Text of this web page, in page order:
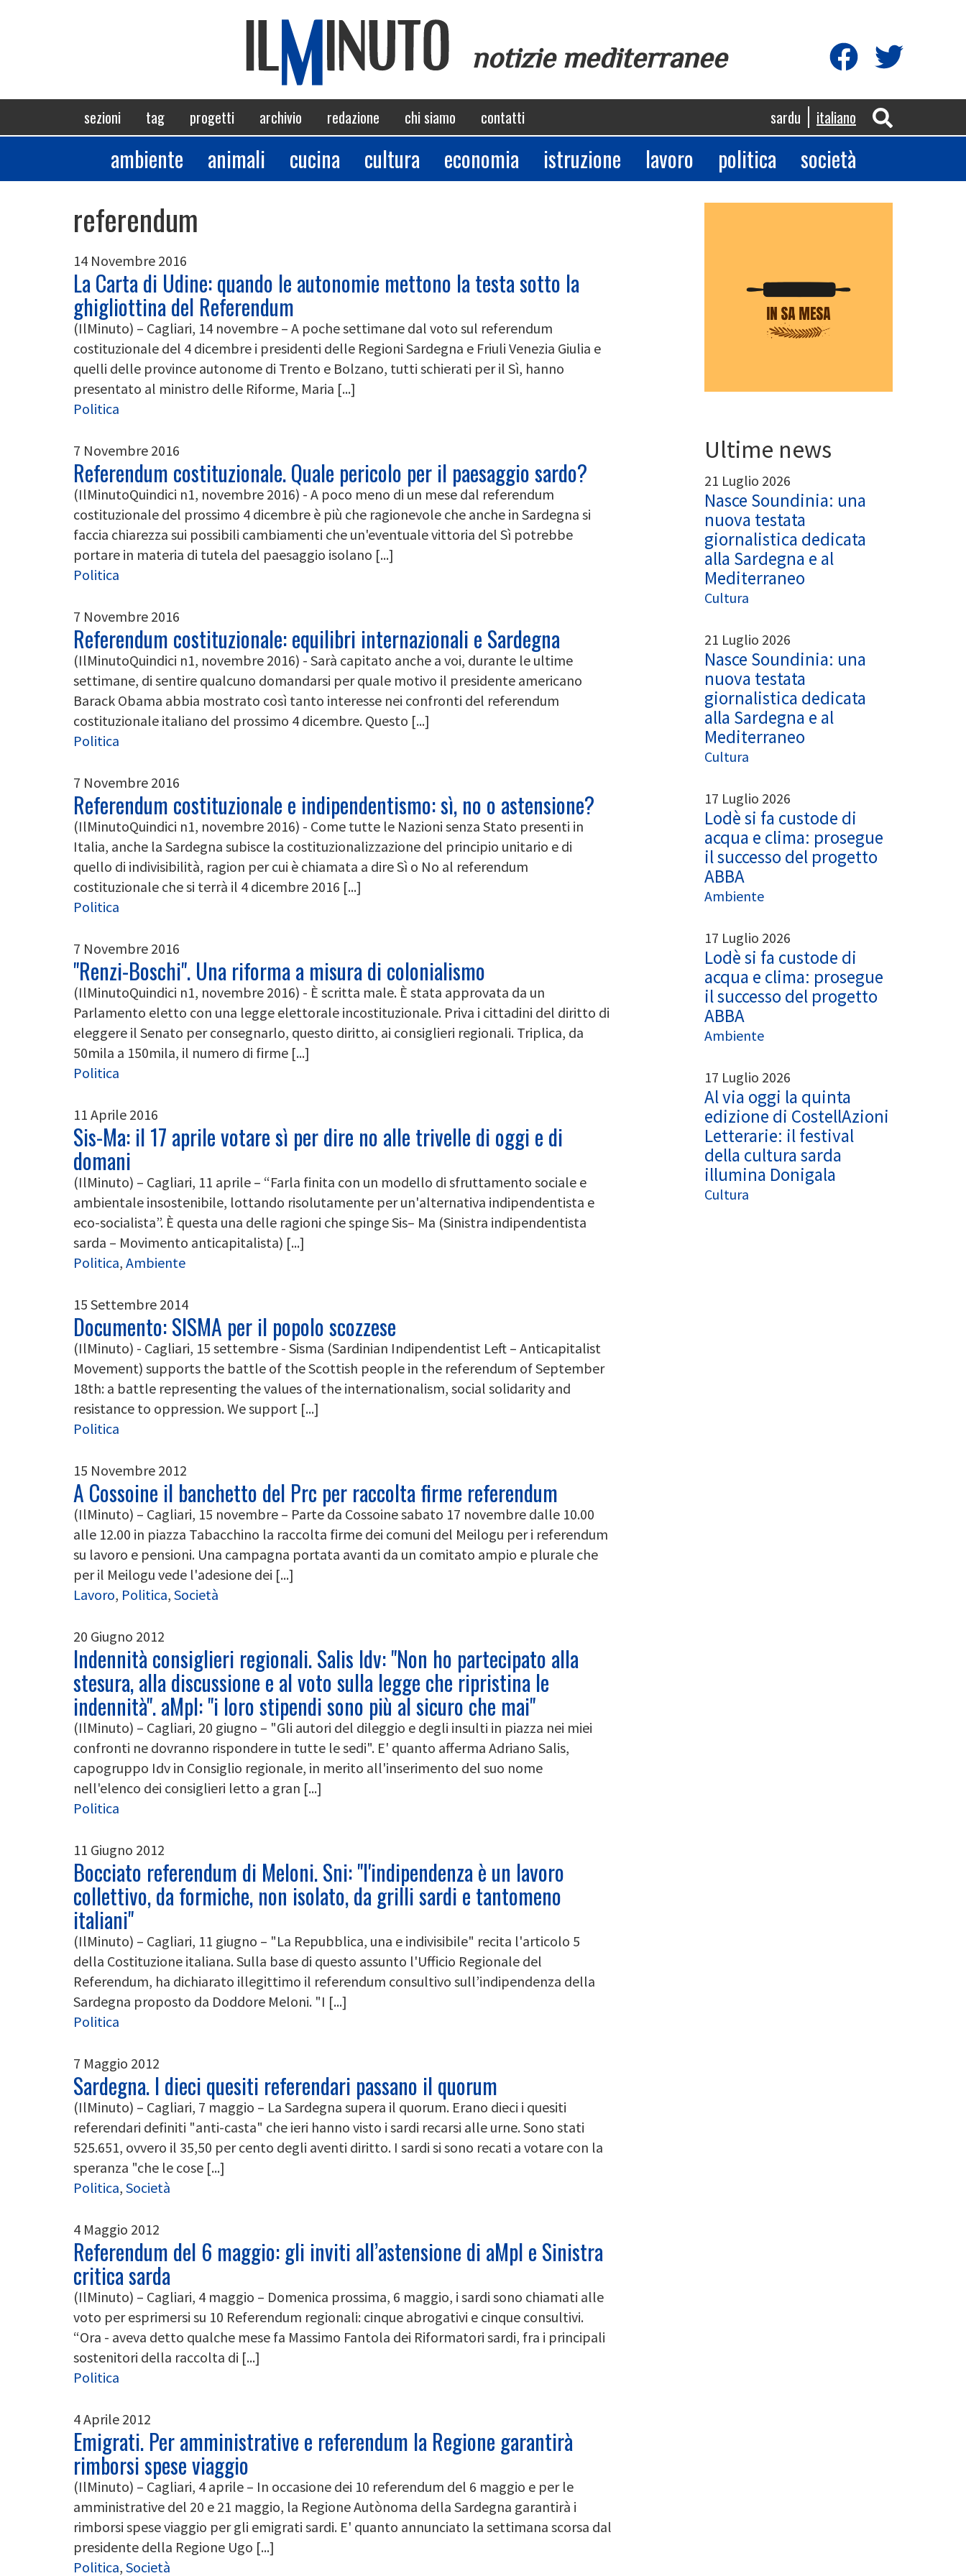
notizie mediterranee
Navigazione
principale
sezioni tag progetti archivio redazione chi siamo contatti sardu italiano
Sezioni
ambiente animali cucina cultura economia istruzione lavoro politica società
referendum
14 Novembre 2016
La Carta di Udine: quando le autonomie mettono la testa sotto la
ghigliottina del Referendum
(IlMinuto) – Cagliari, 14 novembre – A poche settimane dal voto sul referendum
costituzionale del 4 dicembre i presidenti delle Regioni Sardegna e Friuli Venezia Giulia e
quelli delle province autonome di Trento e Bolzano, tutti schierati per il Sì, hanno
presentato al ministro delle Riforme, Maria [...]
Politica
7 Novembre 2016
Referendum costituzionale. Quale pericolo per il paesaggio sardo?
(IlMinutoQuindici n1, novembre 2016) - A poco meno di un mese dal referendum
costituzionale del prossimo 4 dicembre è più che ragionevole che anche in Sardegna si
faccia chiarezza sui possibili cambiamenti che un'eventuale vittoria del Sì potrebbe
portare in materia di tutela del paesaggio isolano [...]
Politica
7 Novembre 2016
Referendum costituzionale: equilibri internazionali e Sardegna
(IlMinutoQuindici n1, novembre 2016) - Sarà capitato anche a voi, durante le ultime
settimane, di sentire qualcuno domandarsi per quale motivo il presidente americano
Barack Obama abbia mostrato così tanto interesse nei confronti del referendum
costituzionale italiano del prossimo 4 dicembre. Questo [...]
Politica
7 Novembre 2016
Referendum costituzionale e indipendentismo: sì, no o astensione?
(IlMinutoQuindici n1, novembre 2016) - Come tutte le Nazioni senza Stato presenti in
Italia, anche la Sardegna subisce la costituzionalizzazione del principio unitario e di
quello di indivisibilità, ragion per cui è chiamata a dire Sì o No al referendum
costituzionale che si terrà il 4 dicembre 2016 [...]
Politica
7 Novembre 2016
"Renzi-Boschi". Una riforma a misura di colonialismo
(IlMinutoQuindici n1, novembre 2016) - È scritta male. È stata approvata da un
Parlamento eletto con una legge elettorale incostituzionale. Priva i cittadini del diritto di
eleggere il Senato per consegnarlo, questo diritto, ai consiglieri regionali. Triplica, da
50mila a 150mila, il numero di firme [...]
Politica
11 Aprile 2016
Sis-Ma: il 17 aprile votare sì per dire no alle trivelle di oggi e di
domani
(IlMinuto) – Cagliari, 11 aprile – “Farla finita con un modello di sfruttamento sociale e
ambientale insostenibile, lottando risolutamente per un'alternativa indipendentista e
eco-socialista”. È questa una delle ragioni che spinge Sis– Ma (Sinistra indipendentista
sarda – Movimento anticapitalista) [...]
Politica, Ambiente
15 Settembre 2014
Documento: SISMA per il popolo scozzese
(IlMinuto) - Cagliari, 15 settembre - Sisma (Sardinian Indipendentist Left – Anticapitalist
Movement) supports the battle of the Scottish people in the referendum of September
18th: a battle representing the values of the internationalism, social solidarity and
resistance to oppression. We support [...]
Politica
15 Novembre 2012
A Cossoine il banchetto del Prc per raccolta firme referendum
(IlMinuto) – Cagliari, 15 novembre – Parte da Cossoine sabato 17 novembre dalle 10.00
alle 12.00 in piazza Tabacchino la raccolta firme dei comuni del Meilogu per i referendum
su lavoro e pensioni. Una campagna portata avanti da un comitato ampio e plurale che
per il Meilogu vede l'adesione dei [...]
Lavoro, Politica, Società
20 Giugno 2012
Indennità consiglieri regionali. Salis Idv: "Non ho partecipato alla
stesura, alla discussione e al voto sulla legge che ripristina le
indennità". aMpI: "i loro stipendi sono più al sicuro che mai"
(IlMinuto) – Cagliari, 20 giugno – "Gli autori del dileggio e degli insulti in piazza nei miei
confronti ne dovranno rispondere in tutte le sedi". E' quanto afferma Adriano Salis,
capogruppo Idv in Consiglio regionale, in merito all'inserimento del suo nome
nell'elenco dei consiglieri letto a gran [...]
Politica
11 Giugno 2012
Bocciato referendum di Meloni. Sni: "l'indipendenza è un lavoro
collettivo, da formiche, non isolato, da grilli sardi e tantomeno
italiani"
(IlMinuto) – Cagliari, 11 giugno – "La Repubblica, una e indivisibile" recita l'articolo 5
della Costituzione italiana. Sulla base di questo assunto l'Ufficio Regionale del
Referendum, ha dichiarato illegittimo il referendum consultivo sull’indipendenza della
Sardegna proposto da Doddore Meloni. "I [...]
Politica
7 Maggio 2012
Sardegna. I dieci quesiti referendari passano il quorum
(IlMinuto) – Cagliari, 7 maggio – La Sardegna supera il quorum. Erano dieci i quesiti
referendari definiti "anti-casta" che ieri hanno visto i sardi recarsi alle urne. Sono stati
525.651, ovvero il 35,50 per cento degli aventi diritto. I sardi si sono recati a votare con la
speranza "che le cose [...]
Politica, Società
4 Maggio 2012
Referendum del 6 maggio: gli inviti all’astensione di aMpI e Sinistra
critica sarda
(IlMinuto) – Cagliari, 4 maggio – Domenica prossima, 6 maggio, i sardi sono chiamati alle
voto per esprimersi su 10 Referendum regionali: cinque abrogativi e cinque consultivi.
“Ora - aveva detto qualche mese fa Massimo Fantola dei Riformatori sardi, fra i principali
sostenitori della raccolta di [...]
Politica
4 Aprile 2012
‎Emigrati. Per amministrative e referendum la Regione garantirà
rimborsi spese viaggio
(IlMinuto) – Cagliari, 4 aprile – In occasione dei 10 referendum del 6 maggio e per le
amministrative del 20 e 21 maggio, la Regione Autònoma della Sardegna garantirà i
rimborsi spese viaggio per gli emigrati sardi. E' quanto annunciato la settimana scorsa dal
presidente della Regione Ugo [...]
Politica, Società
Ultime news
21 Luglio 2026
Nasce Soundinia: una
nuova testata
giornalistica dedicata
alla Sardegna e al
Mediterraneo
Cultura
21 Luglio 2026
Nasce Soundinia: una
nuova testata
giornalistica dedicata
alla Sardegna e al
Mediterraneo
Cultura
17 Luglio 2026
Lodè si fa custode di
acqua e clima: prosegue
il successo del progetto
ABBA
Ambiente
17 Luglio 2026
Lodè si fa custode di
acqua e clima: prosegue
il successo del progetto
ABBA
Ambiente
17 Luglio 2026
Al via oggi la quinta
edizione di CostellAzioni
Letterarie: il festival
della cultura sarda
illumina Donigala
Cultura